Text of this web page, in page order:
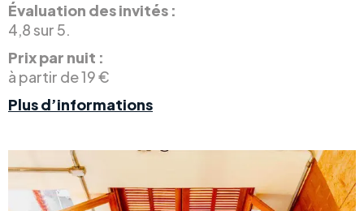
Évaluation des invités :
4,8 sur 5.
Prix par nuit :
à partir de 19 €
Plus d’informations